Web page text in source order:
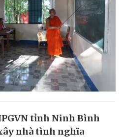
tỉnh Ninh Bình
nhà tình nghĩa